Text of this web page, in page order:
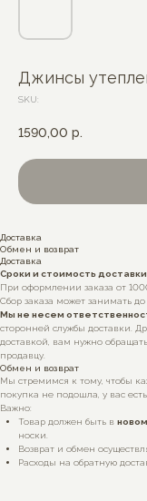
Джинсы
SKU:
1590,00 р.
Доставка
Обмен и возврат
Доставка
Сроки и стоимость доставки
При оформлении заказа от
Сбор заказа может занимать
Мы не несем
сторонней службы доставки.
доставкой, вам нужно
продавцу.
Обмен и возврат
Мы стремимся к тому, чтобы
покупка не подошла, у вас есть
Важно:
Товар должен быть в
носки.
Возврат и обмен
Расходы на обратную